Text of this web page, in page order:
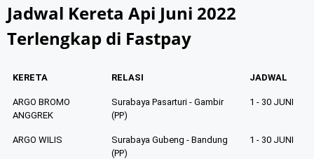
Jadwal Kereta Api Juni 2022
Terlengkap di Fastpay
KERETA RELASI JADWAL
ARGO BROMO
ANGGREK
Surabaya Pasarturi - Gambir
(PP)
1 - 30 JUNI
ARGO WILIS
Surabaya Gubeng - Bandung
(PP)
1 - 30 JUNI